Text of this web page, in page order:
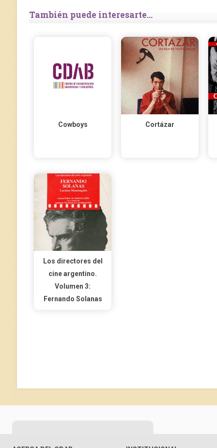
También puede interesarte...
Cowboys Cortázar
Los directores del
cine argentino.
Volumen 3:
Fernando Solanas